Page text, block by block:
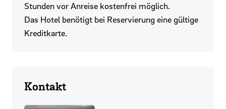
Stunden vor Anreise kostenfrei möglich.
Das Hotel benötigt bei Reservierung eine gültige
Kreditkarte.
Kontakt